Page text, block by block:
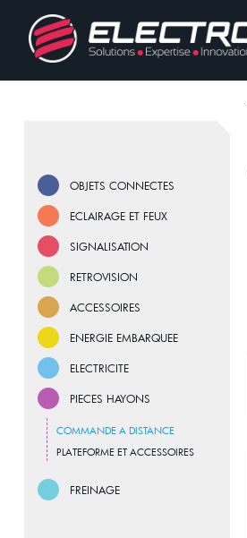
OBJETS CONNECTES
ECLAIRAGE ET FEUX
SIGNALISATION
RETROVISION
ACCESSOIRES
ENERGIE EMBARQUEE
ELECTRICITE
PIECES HAYONS
COMMANDE A DISTANCE
PLATEFORME ET ACCESSOIRES
FREINAGE